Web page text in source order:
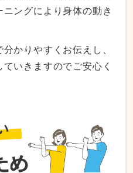
ングにより身体の動き
かりやすくお伝えし、
いきますのでご安心く